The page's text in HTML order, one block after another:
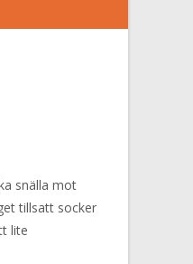
snälla mot
tillsatt socker
lite